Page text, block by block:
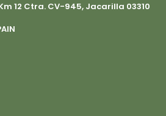
12 Ctra. CV-945, Jacarilla 03310